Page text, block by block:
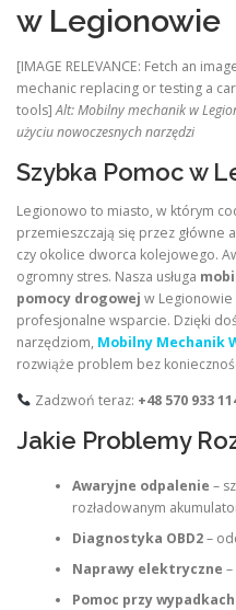
w Legionowie
[IMAGE RELEVANCE: Fetch an
mechanic replacing or testing a
tools]Alt: Mobilny mechanik w
użyciu nowoczesnych narzędzi
Szybka Pomoc w
Legionowo to miasto, w którym
przemieszczają się przez główne
czy okolice dworca kolejowego.
ogromny stres. Nasza usługa
pomocy drogowej w Legionowie
profesjonalne wsparcie. Dzięki
narzędziom, Mobilny Mechanik
rozwiąże problem bez
Zadzwoń teraz: +48 570 933
Jakie Problemy
Awaryjne odpalenie –
rozładowanym
Diagnostyka OBD2–
Naprawy elektryczne
Pomoc przy wypadkach